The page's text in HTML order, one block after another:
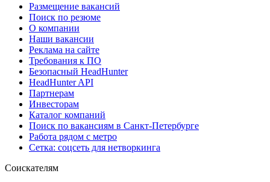
Размещение вакансий
Поиск по резюме
О компании
Наши вакансии
Реклама на сайте
Требования к ПО
Безопасный HeadHunter
HeadHunter API
Партнерам
Инвесторам
Каталог компаний
Поиск по вакансиям в Санкт-Петербурге
Работа рядом с метро
Сетка: соцсеть для нетворкинга
Соискателям